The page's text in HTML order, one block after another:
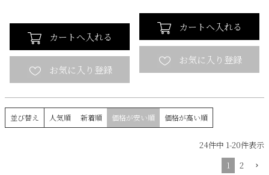
カートへ入れる
カートへ入れる
並び替え 人気順 新着順 価格が安い順 価格が高い順
24件中 1-20件表示
1
2